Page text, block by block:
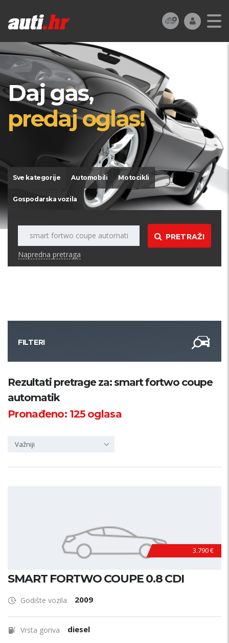
Daj gas,
predaj oglas!
Sve kategorije Automobili Motocikli
Gospodarska vozila
PRETRAŽI
Napredna pretraga
FILTERI
Kategorija
Županija
Rezultati pretrage za: smart fortwo coupe
automatik
Pronađeno: 125oglasa
Važniji
3.790 €
SMART FORTWO COUPE 0.8 CDI
Godište vozila 2009
Vrsta goriva diesel